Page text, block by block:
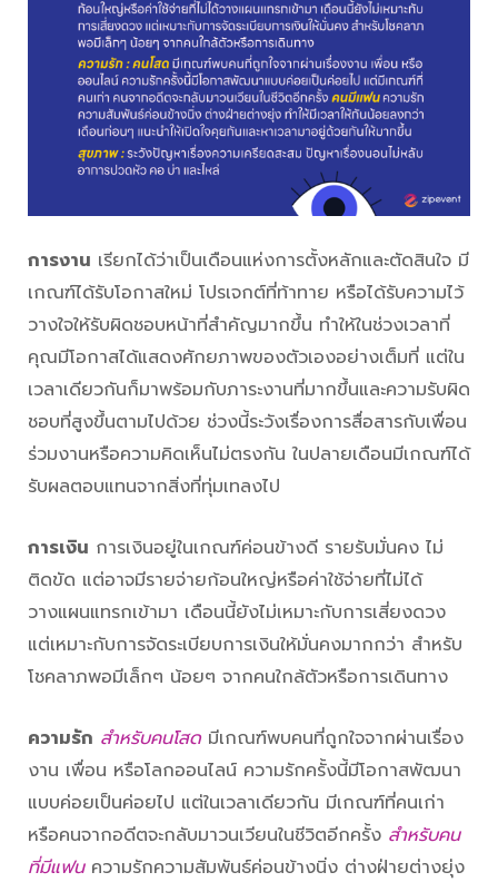
การงาน เรียกได้ว่าเป็นเดือนแห่งการตั้งหลักและตัดสินใจ มี
เกณฑ์ได้รับโอกาสใหม่ โปรเจกต์ที่ท้าทาย หรือได้รับความไว้
วางใจให้รับผิดชอบหน้าที่สำคัญมากขึ้น ทำให้ในช่วงเวลาที่
คุณมีโอกาสได้แสดงศักยภาพของตัวเองอย่างเต็มที่ แต่ใน
เวลาเดียวกันก็มาพร้อมกับภาระงานที่มากขึ้นและความรับผิด
ชอบที่สูงขึ้นตามไปด้วย ช่วงนี้ระวังเรื่องการสื่อสารกับเพื่อน
ร่วมงานหรือความคิดเห็นไม่ตรงกัน ในปลายเดือนมีเกณฑ์ได้
รับผลตอบแทนจากสิ่งที่ทุ่มเทลงไป
การเงิน การเงินอยู่ในเกณฑ์ค่อนข้างดี รายรับมั่นคง ไม่
ติดขัด แต่อาจมีรายจ่ายก้อนใหญ่หรือค่าใช้จ่ายที่ไม่ได้
วางแผนแทรกเข้ามา เดือนนี้ยังไม่เหมาะกับการเสี่ยงดวง
แต่เหมาะกับการจัดระเบียบการเงินให้มั่นคงมากกว่า สำหรับ
โชคลาภพอมีเล็กๆ น้อยๆ จากคนใกล้ตัวหรือการเดินทาง
ความรัก สำหรับคนโสดมีเกณฑ์พบคนที่ถูกใจจากผ่านเรื่อง
งาน เพื่อน หรือโลกออนไลน์ ความรักครั้งนี้มีโอกาสพัฒนา
แบบค่อยเป็นค่อยไป แต่ในเวลาเดียวกัน มีเกณฑ์ที่คนเก่า
หรือคนจากอดีตจะกลับมาวนเวียนในชีวิตอีกครั้ง สำหรับคน
ที่มีแฟนความรักความสัมพันธ์ค่อนข้างนิ่ง ต่างฝ่ายต่างยุ่ง